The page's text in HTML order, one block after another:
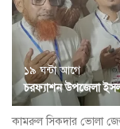
১৯ ঘন্টা আগে
চরফ্যাশন উপজেলা
কামরুল সিকদার ভোলা